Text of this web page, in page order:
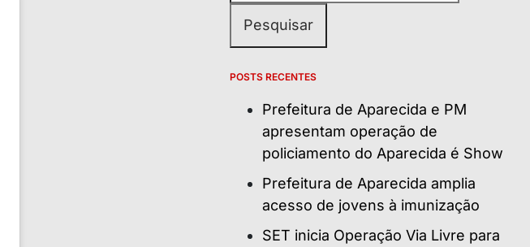
POSTS RECENTES
Prefeitura de Aparecida e PM
apresentam operação de
policiamento do Aparecida é Show
Prefeitura de Aparecida amplia
acesso de jovens à imunização
SET inicia Operação Via Livre para